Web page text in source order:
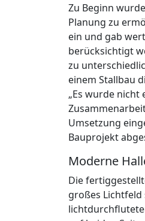
Zu Beginn
Planung zu
ein und gab
berücksichtigt
zu
einem Stallbau
„Es wurde
Umsetzung
Bauprojekt
Moderne
Die
großes